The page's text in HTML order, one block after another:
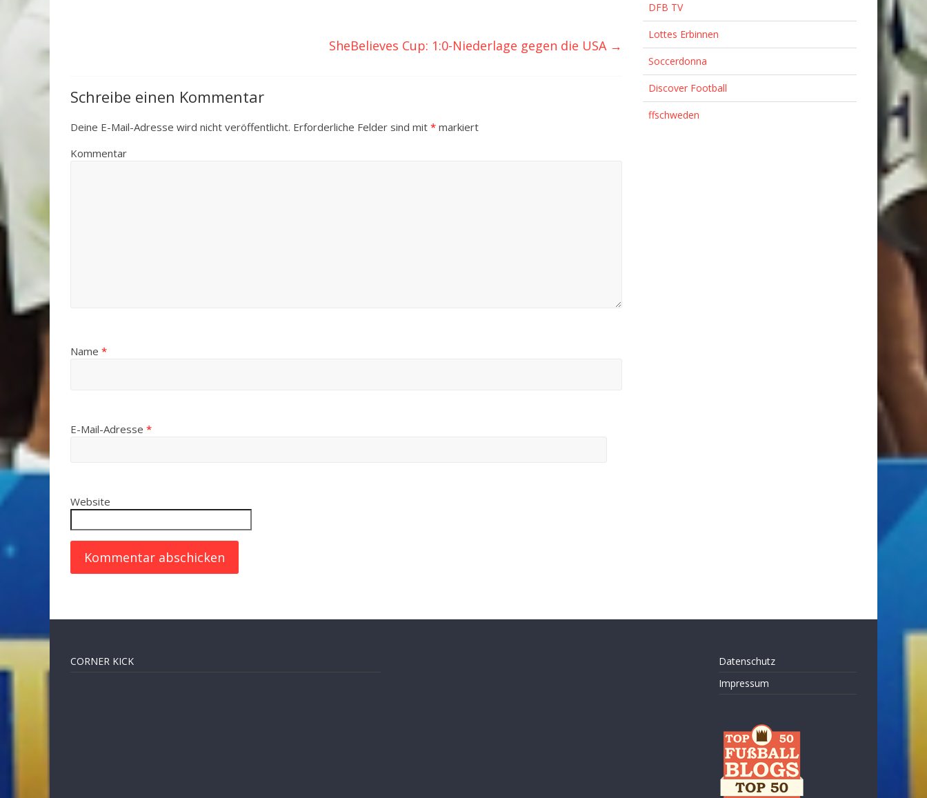
SheBelieves Cup: 1:0-Niederlage gegen die USA →
Schreibe einen Kommentar
Deine E-Mail-Adresse wird nicht veröffentlicht. Erforderliche Felder sind mit * markiert
Kommentar
Name *
E-Mail-Adresse *
Website
DFB TV
Lottes Erbinnen
Soccerdonna
Discover Football
ffschweden
CORNER KICK
Datenschutz
Impressum